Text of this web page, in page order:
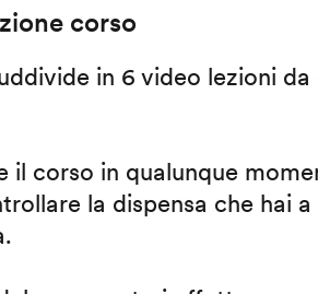
corso
in 6 video lezioni
il corso in qualunque
la dispensa che hai